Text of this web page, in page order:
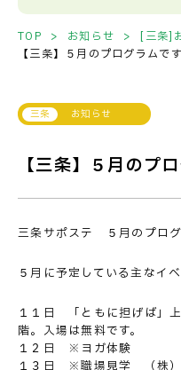
TOP お知らせ
[三条]
【三条】５月のプログラムです
お知らせ
【三条】５月のプ
三条サポステ ５月のプログ
５月に予定している主なイ
１１日 「ともに担げば」
階。入場は無料です。
１２日 ※ヨガ体験